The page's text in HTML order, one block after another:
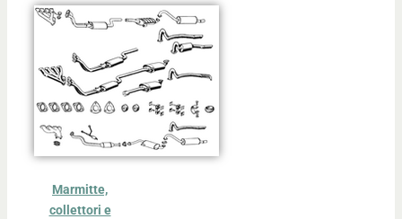
Marmitte,
collettori e